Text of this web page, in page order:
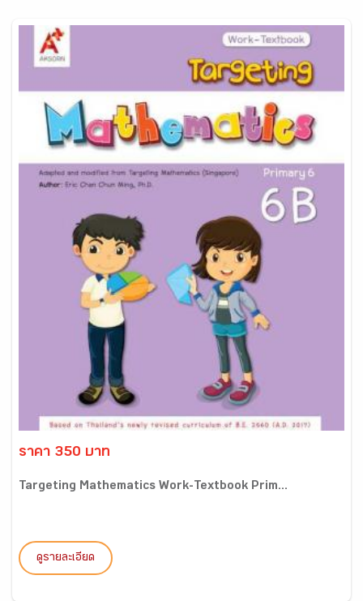
ราคา 350 บาท
Targeting Mathematics Work-Textbook Prim...
ดูรายละเอียด